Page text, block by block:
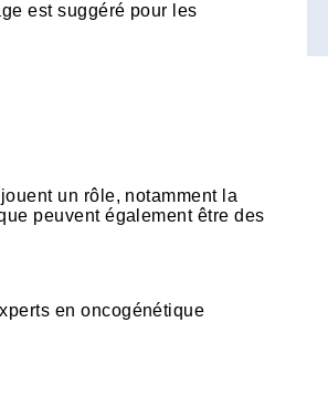
est suggéré pour les
un rôle, notamment la
peuvent également être des
en oncogénétique